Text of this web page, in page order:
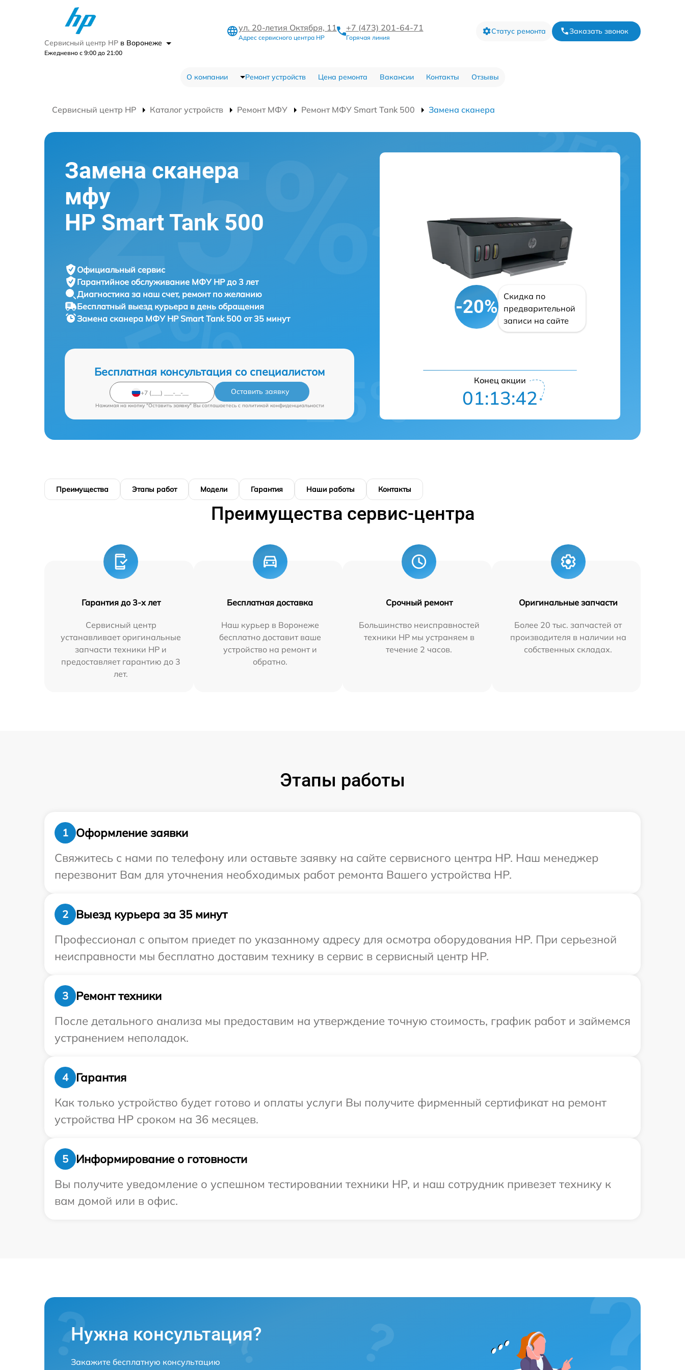
Сервисный центр HP в Воронеже
Ежедневно с 9:00 до 21:00
ул. 20-летия Октября, 11
Адрес сервисного центра HP
+7 (473) 201-64-71
Горячая линия
Статус ремонта Заказать звонок
О компании Ремонт устройств Цена ремонта Вакансии Контакты Отзывы
Сервисный центр HP Каталог устройств Ремонт МФУ Ремонт МФУ Smart Tank 500 Замена сканера
Замена сканера
мфу
HP Smart Tank 500
Официальный сервис
Гарантийное обслуживание МФУ HP до 3 лет
Диагностика за наш счет, ремонт по желанию
Бесплатный выезд курьера в день обращения
Замена сканера МФУ HP Smart Tank 500 от 35 минут
Бесплатная консультация со специалистом
Оставить заявку
Нажимая на кнопку "Оставить заявку" Вы соглашаетесь c политикой конфиденциальности
-20%
Скидка по
предварительной
записи на сайте
Конец акции
01:13:41
Преимущества Этапы работ Модели Гарантия Наши работы Контакты
Преимущества сервис-центра
Гарантия до 3-х лет
Сервисный центр
устанавливает оригинальные
запчасти техники HP и
предоставляет гарантию до 3
лет.
Бесплатная доставка
Наш курьер в Воронеже
бесплатно доставит ваше
устройство на ремонт и
обратно.
Срочный ремонт
Большинство неисправностей
техники HP мы устраняем в
течение 2 часов.
Оригинальные запчасти
Более 20 тыс. запчастей от
производителя в наличии на
собственных складах.
Этапы работы
1
Оформление заявки
Свяжитесь с нами по телефону или оставьте заявку на сайте сервисного центра HP. Наш менеджер
перезвонит Вам для уточнения необходимых работ ремонта Вашего устройства HP.
2
Выезд курьера за 35 минут
Профессионал с опытом приедет по указанному адресу для осмотра оборудования HP. При серьезной
неисправности мы бесплатно доставим технику в сервис в сервисный центр HP.
3
Ремонт техники
После детального анализа мы предоставим на утверждение точную стоимость, график работ и займемся
устранением неполадок.
4
Гарантия
Как только устройство будет готово и оплаты услуги Вы получите фирменный сертификат на ремонт
устройства HP сроком на 36 месяцев.
5
Информирование о готовности
Вы получите уведомление о успешном тестировании техники HP, и наш сотрудник привезет технику к
вам домой или в офис.
Нужна консультация?
Закажите бесплатную консультацию